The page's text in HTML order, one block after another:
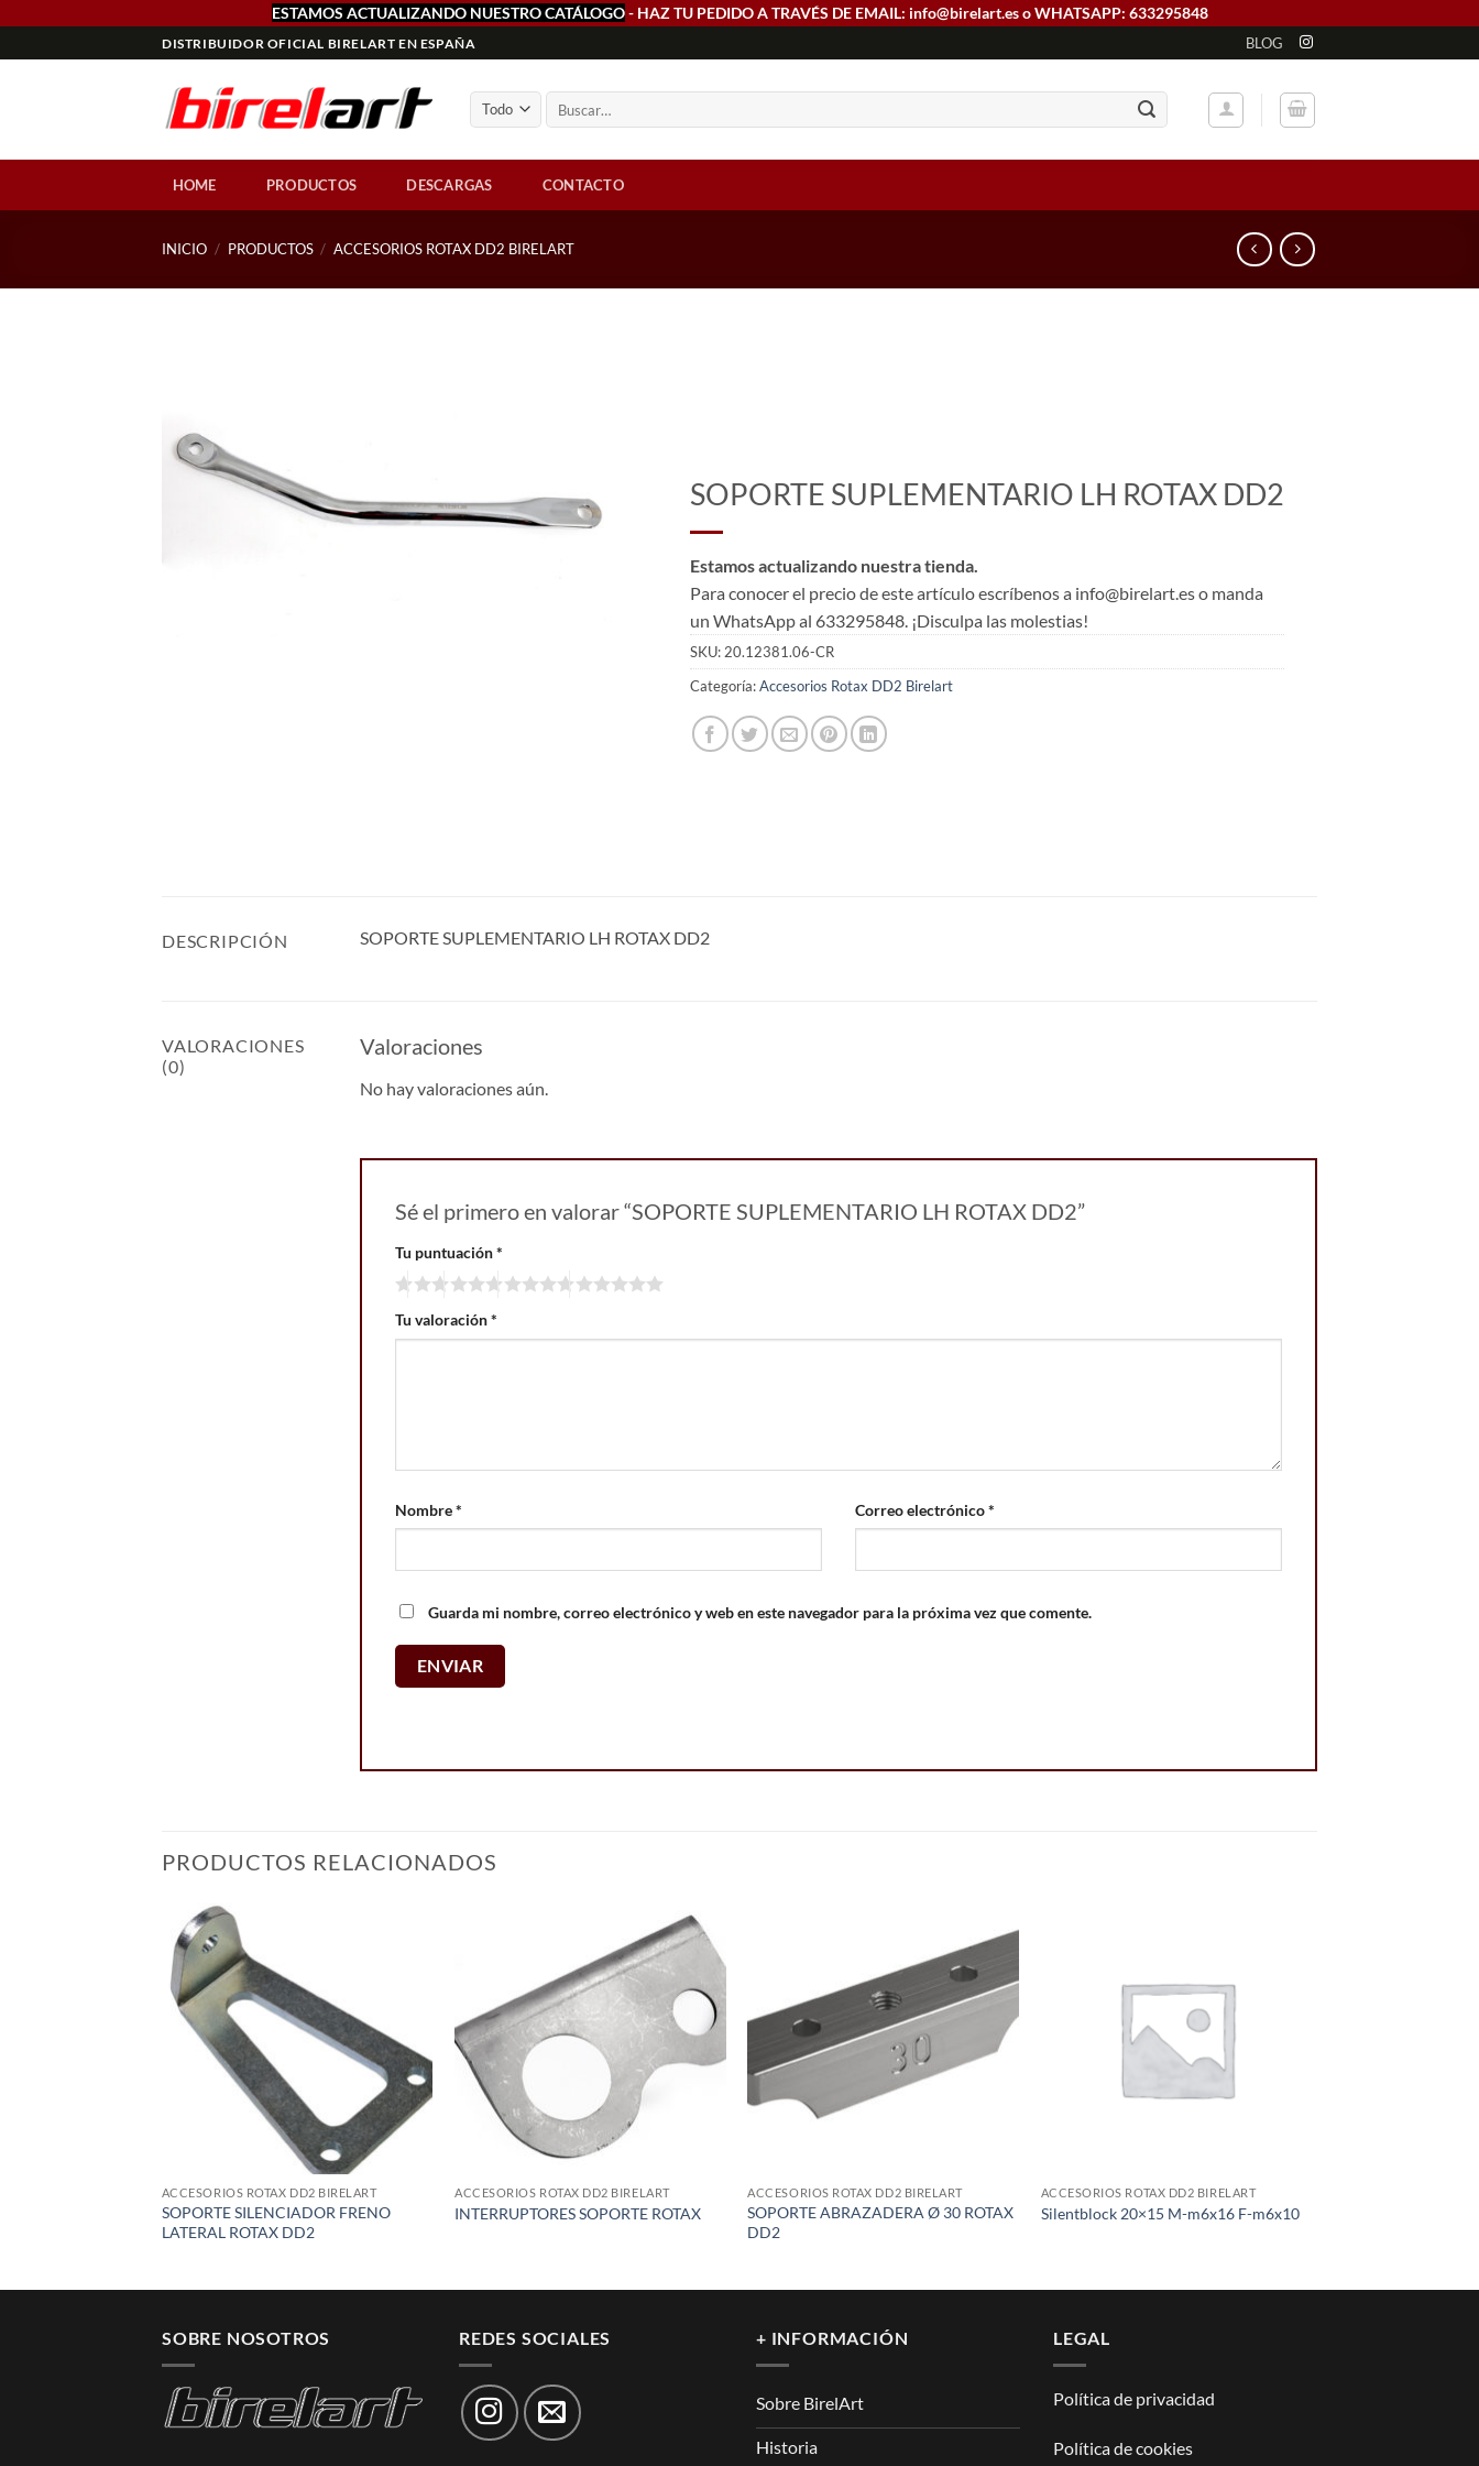
ESTAMOS ACTUALIZANDO NUESTRO CATÁLOGO- HAZ TU PEDIDO A TRAVÉS DE EMAIL: info@birelart.es o WHATSAPP: 633295848
al
DISTRIBUIDOR OFICIAL BIRELART EN ESPAÑA BLOG
HOME PRODUCTOS DESCARGAS CONTACTO
INICIO / PRODUCTOS / ACCESORIOS ROTAX DD2 BIRELART
SOPORTE SUPLEMENTARIO LH ROTAX DD2
Estamos actualizando nuestra tienda.
Para conocer el precio de este artículo escríbenos a info@birelart.es o manda
un WhatsApp al 633295848. ¡Disculpa las molestias!
SKU: 20.12381.06-CR
Categoría:Accesorios Rotax DD2 Birelart
DESCRIPCIÓN SOPORTE SUPLEMENTARIO LH ROTAX DD2
VALORACIONES
(0)
Valoraciones
No hay valoraciones aún.
Sé el primero en valorar “SOPORTE SUPLEMENTARIO LH ROTAX DD2”
Tu puntuación*
Tu valoración*
Nombre* Correo electrónico*
Guarda mi nombre, correo electrónico y web en este navegador para la próxima vez que comente.
PRODUCTOS RELACIONADOS
ACCESORIOS ROTAX DD2 BIRELART
SOPORTE SILENCIADOR FRENO
LATERAL ROTAX DD2
wishlist
ACCESORIOS ROTAX DD2 BIRELART
INTERRUPTORES SOPORTE ROTAX
Add to
wishlist
ACCESORIOS ROTAX DD2 BIRELART
SOPORTE ABRAZADERA Ø 30 ROTAX
DD2
ACCESORIOS ROTAX DD2 BIRELART
Silentblock 20×15 M-m6x16 F-m6x10
SOBRE NOSOTROS REDES SOCIALES + INFORMACIÓN
Sobre BirelArt
Historia
LEGAL
Política de privacidad
Política de cookies